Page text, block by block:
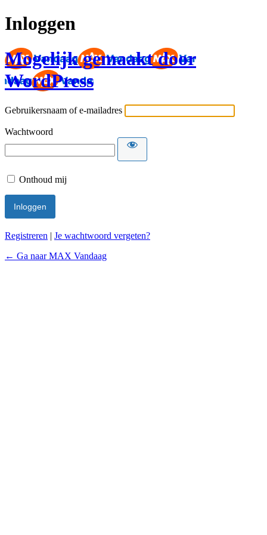
Inloggen
Mogelijk gemaakt door
WordPress
Gebruikersnaam of e-mailadres
Wachtwoord
Onthoud mij
Registreren | Je wachtwoord vergeten?
← Ga naar MAX Vandaag